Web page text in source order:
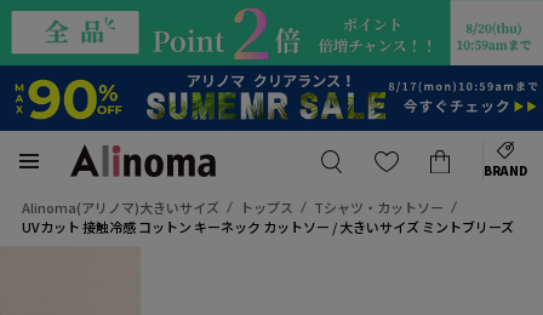
BRAND
Alinoma(アリノマ)大きいサイズ トップス
Tシャツ・カットソー
UVカット 接触冷感 コットン キーネック カットソー / 大きいサイズ ミントブリーズ